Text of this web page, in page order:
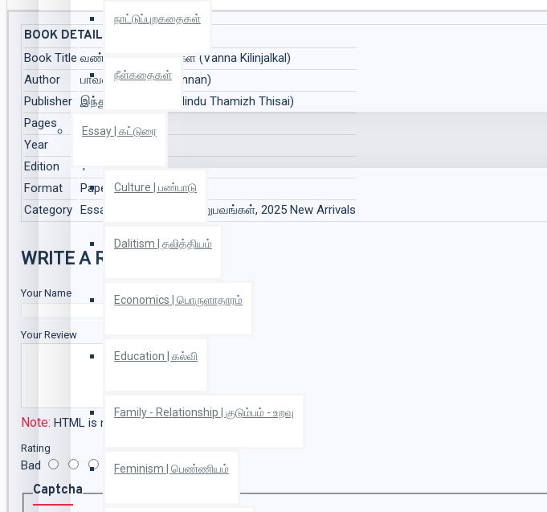
நாட்டுப்புறகதைகள்
நீள்கதைகள்
Essay | கட்டுரை
Culture | பண்பாடு
Dalitism | தலித்தியம்
Economics | பொருளாதாரம்
Education | கல்வி
Family - Relationship | குடும்பம் - உறவு
Feminism | பெண்ணியம்
BOOK DETAILS
Book Title வண்ணக் கிளிஞ்சல்கள் (Vanna Kilinjalkal)
Author
பாவண்ணன் (Paavannan)
Publisher இந்து தமிழ் திசை (Hindu Thamizh Thisai)
Pages
144
Year
Edition
1
Format
Paper Back
Category Essay | கட்டுரை, வாழ்வனுபவங்கள், 2025 New Arrivals
WRITE A REVIEW
Your Name
Your Review
Note: HTML is not translated!
Rating
Bad Good
Captcha